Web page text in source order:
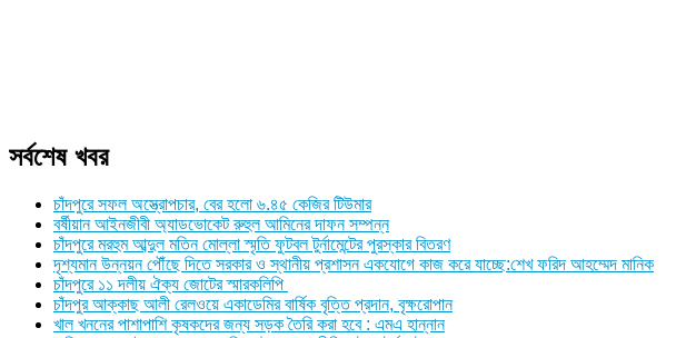
সর্বশেষ খবর
চাঁদপুরে সফল অস্ত্রোপচার, বের হলো ৬.৪৫ কেজির টিউমার
বর্ষীয়ান আইনজীবী অ্যাডভোকেট রুহুল আমিনের দাফন সম্পন্ন
চাঁদপুরে মরহুম আব্দুল মতিন মোল্লা স্মৃতি ফুটবল টুর্নামেন্টের পুরস্কার বিতরণ
দৃশ্যমান উন্নয়ন পৌঁছে দিতে সরকার ও স্থানীয় প্রশাসন একযোগে কাজ করে যাচ্ছে:শেখ ফরিদ আহম্মেদ মানিক
চাঁদপুরে ১১ দলীয় ঐক্য জোটের স্মারকলিপি
চাঁদপুর আক্কাছ আলী রেলওয়ে একাডেমির বার্ষিক বৃত্তি প্রদান, বৃক্ষরোপান
খাল খননের পাশাপাশি কৃষকদের জন্য সড়ক তৈরি করা হবে : এমএ হান্নান